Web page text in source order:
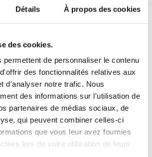
Détails À propos des cookies
des cookies.
permettent de personnaliser le contenu
des fonctionnalités relatives aux
d'analyser notre trafic. Nous
des informations sur l'utilisation de
partenaires de médias sociaux, de
qui peuvent combiner celles-ci
que vous leur avez fournies
lors de votre utilisation de leurs
Y apparaîtront toutes
de communication général »
du travail. Celle-ci pourra
de tout document,
ou information utile à une
travail illégal, y compris auprès
et des tiers (organismes
sociale, fournisseurs et clients)
oppose le secret professionnel.